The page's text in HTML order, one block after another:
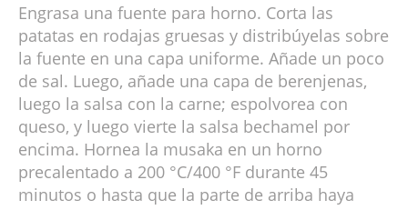
Engrasa una fuente para horno. Corta las
patatas en rodajas gruesas y distribúyelas sobre
la fuente en una capa uniforme. Añade un poco
de sal. Luego, añade una capa de berenjenas,
luego la salsa con la carne; espolvorea con
queso, y luego vierte la salsa bechamel por
encima. Hornea la musaka en un horno
precalentado a 200 °C/400 °F durante 45
minutos o hasta que la parte de arriba haya